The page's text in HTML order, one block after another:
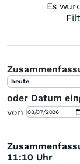
Es
heute
oder Datum
von
11:10 Uhr